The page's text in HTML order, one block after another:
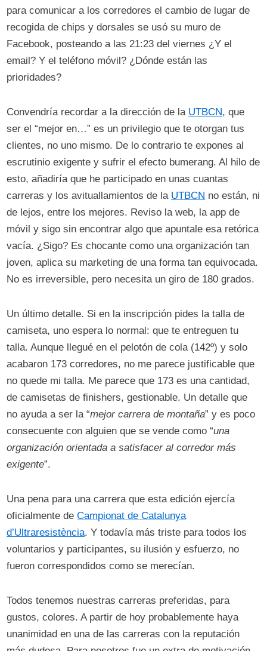
para comunicar a los corredores el cambio de lugar de
recogida de chips y dorsales se usó su muro de
Facebook, posteando a las 21:23 del viernes ¿Y el
email? Y el teléfono móvil? ¿Dónde están las
prioridades?
Convendría recordar a la dirección de la UTBCN, que
ser el “mejor en…” es un privilegio que te otorgan tus
clientes, no uno mismo. De lo contrario te expones al
escrutinio exigente y sufrir el efecto bumerang. Al hilo de
esto, añadiría que he participado en unas cuantas
carreras y los avituallamientos de la UTBCN no están, ni
de lejos, entre los mejores. Reviso la web, la app de
móvil y sigo sin encontrar algo que apuntale esa retórica
vacía. ¿Sigo? Es chocante como una organización tan
joven, aplica su marketing de una forma tan equivocada.
No es irreversible, pero necesita un giro de 180 grados.
Un último detalle. Si en la inscripción pides la talla de
camiseta, uno espera lo normal: que te entreguen tu
talla. Aunque llegué en el pelotón de cola (142º) y solo
acabaron 173 corredores, no me parece justificable que
no quede mi talla. Me parece que 173 es una cantidad,
de camisetas de finishers, gestionable. Un detalle que
no ayuda a ser la “mejor carrera de montaña” y es poco
consecuente con alguien que se vende como “una
organización orientada a satisfacer al corredor más
exigente”.
Una pena para una carrera que esta edición ejercía
oficialmente deCampionat de Catalunya
d’Ultraresistència. Y todavía más triste para todos los
voluntarios y participantes, su ilusión y esfuerzo, no
fueron correspondidos como se merecían.
Todos tenemos nuestras carreras preferidas, para
gustos, colores. A partir de hoy probablemente haya
unanimidad en una de las carreras con la reputación